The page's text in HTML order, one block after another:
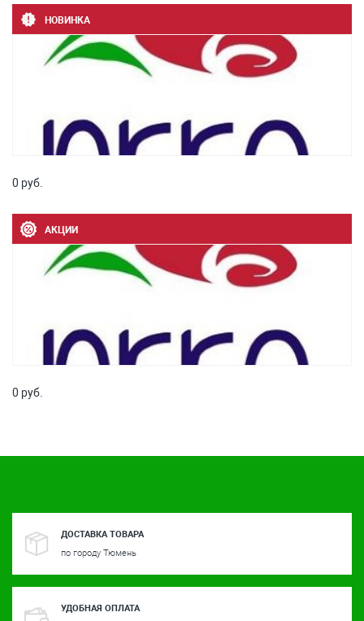
НОВИНКА
0 руб.
АКЦИИ
0 руб.
ДОСТАВКА ТОВАРА
по городу Тюмень
УДОБНАЯ ОПЛАТА